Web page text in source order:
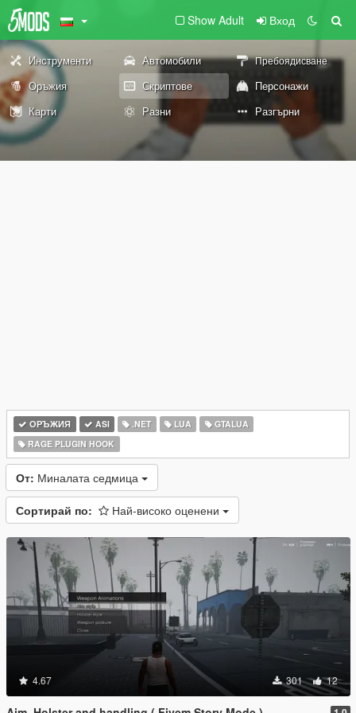
Show Adult Вход
Инструменти Автомобили Пребоядисване
Оръжия Скриптове
Персонажи
Карти
Разни Разгърни
ОРЪЖИЯ ASI .NET LUA
GTALUA
RAGE PLUGIN HOOK
От: Миналата седмица
Сортирай по: Най-високо оценени
4.67 301 12